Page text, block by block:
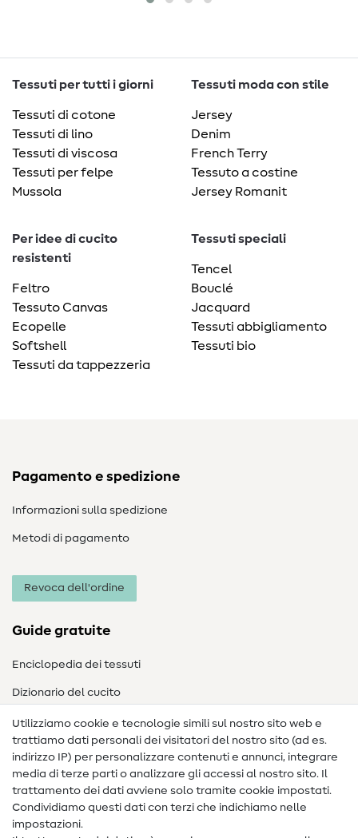
Tessuti per tutti i giorni
Tessuti di cotone
Tessuti di lino
Tessuti di viscosa
Tessuti per felpe
Mussola
Tessuti moda con stile
Jersey
Denim
French Terry
Tessuto a costine
Jersey Romanit
Per idee di cucito
resistenti
Feltro
Tessuto Canvas
Ecopelle
Softshell
Tessuti da tappezzeria
Tessuti speciali
Tencel
Bouclé
Jacquard
Tessuti abbigliamento
Tessuti bio
Pagamento e spedizione
Informazioni sulla spedizione
Metodi di pagamento
Revoca dell'ordine
Guide gratuite
Enciclopedia dei tessuti
Dizionario del cucito
Nähanleitungen
Assistenza e contatto
Contatto
Informazioni sul nuovo proprietario
Utilizziamo cookie e tecnologie simili sul nostro sito web e
trattiamo dati personali dei visitatori del nostro sito (ad es.
indirizzo IP) per personalizzare contenuti e annunci, integrare
media di terze parti o analizzare gli accessi al nostro sito. Il
trattamento dei dati avviene solo tramite cookie impostati.
Condividiamo questi dati con terzi che indichiamo nelle
impostazioni.